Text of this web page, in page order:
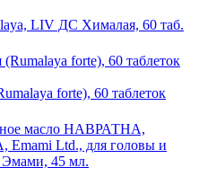
LIV ДС Хималая, 60 таб.
forte), 60 таблеток